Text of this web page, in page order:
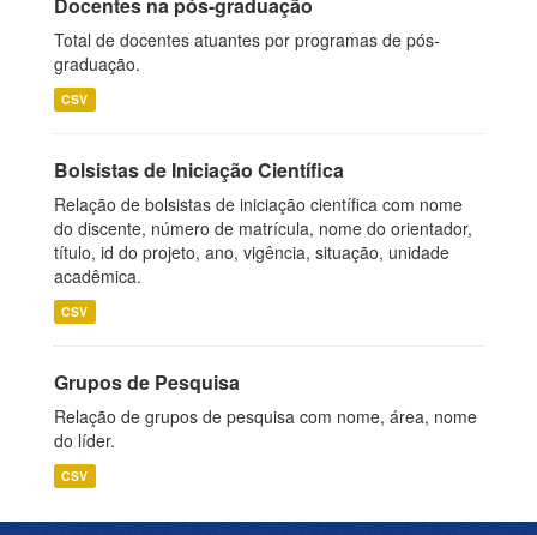
Total de docentes atuantes por programas de pós-
graduação.
CSV
Bolsistas de Iniciação Científica
Relação de bolsistas de iniciação científica com nome
do discente, número de matrícula, nome do orientador,
título, id do projeto, ano, vigência, situação, unidade
acadêmica.
CSV
Grupos de Pesquisa
Relação de grupos de pesquisa com nome, área, nome
do líder.
CSV